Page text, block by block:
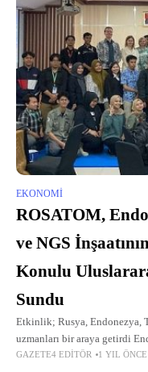
EKONOMI
ROSATOM,
ve NGS
Konulu
Sundu
Etkinlik; Rusya, Endonezya,
uzmanları bir araya getirdi
“Endonezya’da Modern
GAZETE4 EDITÖR 1 YIL ÖNCE